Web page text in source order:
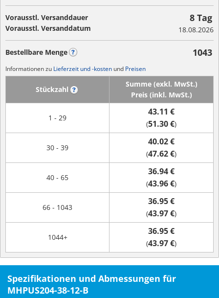
Vorausstl. Versanddauer
Vorausstl. Versanddatum
8 Tag
18.08.2026
Bestellbare Menge 1043
Informationen zu Lieferzeit und -kosten und Preisen
Stückzahl
Summe (exkl. MwSt.)
Preis (inkl. MwSt.)
1 - 29
43.11 €
(51.30 €)
30 - 39
40.02 €
(47.62 €)
40 - 65
36.94 €
(43.96 €)
66 - 1043
36.95 €
(43.97 €)
1044+
36.95 €
(43.97 €)
Spezifikationen und Abmessungen für
MHPUS204-38-12-B